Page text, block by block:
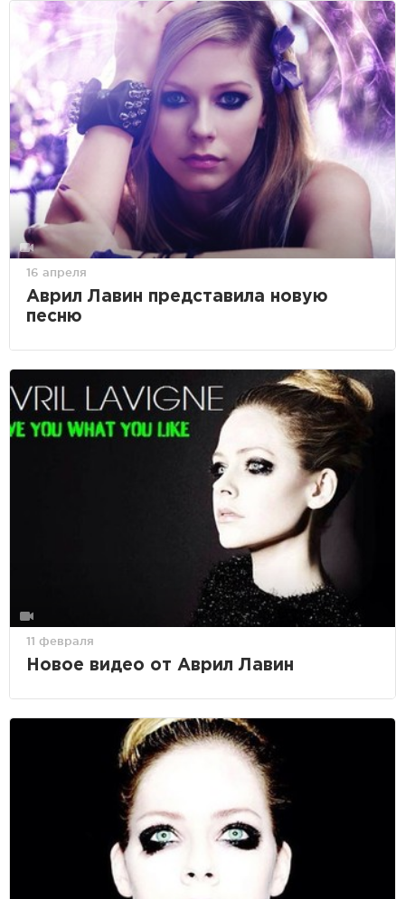
16 апреля
Аврил Лавин представила новую
песню
11 февраля
Новое видео от Аврил Лавин